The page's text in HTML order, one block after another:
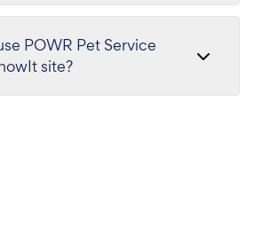
POWR Pet Service
site?